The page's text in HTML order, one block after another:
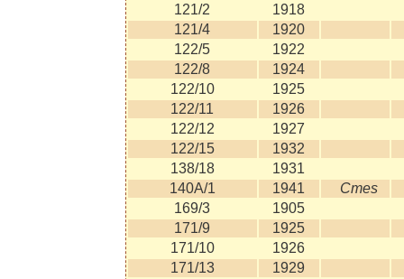
121/2
1918
121/4
1920
122/5
1922
122/8
1924
122/10
1925
122/11
1926
122/12
1927
122/15
1932
138/18
1931
140A/1
1941
Cmes
169/3
1905
171/9
1925
171/10
1926
171/13
1929